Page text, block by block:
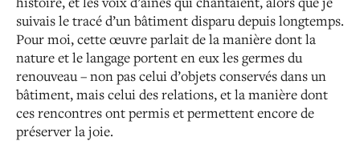
suivais le tracé d’un bâtiment disparu depuislongtemps.
Pour moi, cette œuvre parlait de la manière dontla
nature et le langage portent en eux les germes du
renouveau – non pas celui d’objets conservés dans un
bâtiment, mais celui des relations, et la manière dont
cesrencontres ont permis et permettent encore de
préserverla joie.